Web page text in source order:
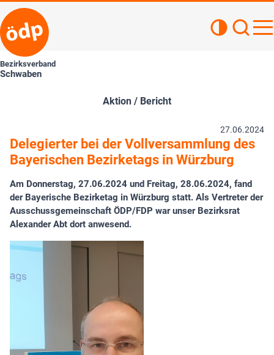
Bezirksverband
Schwaben
Aktion / Bericht
27.06.2024
Delegierter bei der Vollversammlung des
Bayerischen Bezirketags in Würzburg
Am Donnerstag, 27.06.2024 und Freitag, 28.06.2024, fand
der Bayerische Bezirketag in Würzburg statt. Als Vertreter der
Ausschussgemeinschaft ÖDP/FDP war unser Bezirksrat
Alexander Abt dort anwesend.